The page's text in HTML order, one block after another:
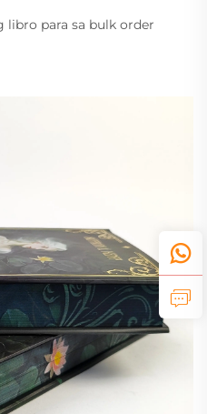
libro para sa bulk order